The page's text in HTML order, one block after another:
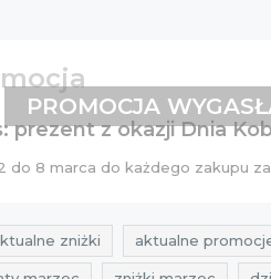
prezent z okazji Dnia
8 marca do każdego zakupu
PROMOCJA
zniżki aktualne